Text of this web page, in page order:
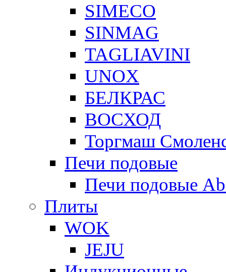
SIMECO
SINMAG
TAGLIAVINI
UNOX
БЕЛКРАС
ВОСХОД
Торгмаш
Печи подовые
Печи подовые
Плиты
WOK
JEJU